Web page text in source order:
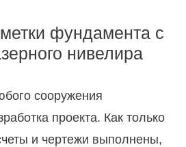
фундамента с
нивелира
сооружения
проекта. Как только
и чертежи выполнены,